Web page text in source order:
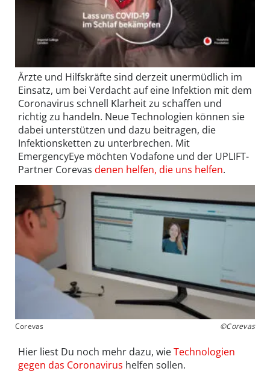
Ärzte und Hilfskräfte sind derzeit unermüdlich im
Einsatz, um bei Verdacht auf eine Infektion mit dem
Coronavirus schnell Klarheit zu schaffen und
richtig zu handeln. Neue Technologien können sie
dabei unterstützen und dazu beitragen, die
Infektionsketten zu unterbrechen. Mit
EmergencyEye möchten Vodafone und der UPLIFT-
Partner Corevas denen helfen, die uns helfen.
Corevas ©Corevas
Hier liest Du noch mehr dazu, wieTechnologien
gegen das Coronavirus helfen sollen.